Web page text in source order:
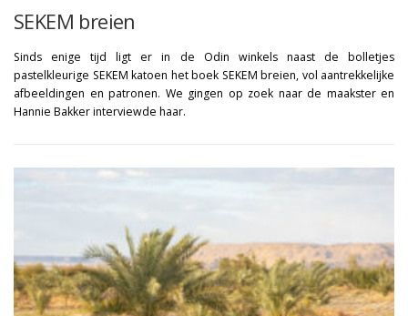
SEKEM breien
Sinds enige tijd ligt er in de Odin winkels naast de bolletjes
pastelkleurige SEKEM katoen het boek SEKEM breien, vol aantrekkelijke
afbeeldingen en patronen. We gingen op zoek naar de maakster en
Hannie Bakker interviewde haar.